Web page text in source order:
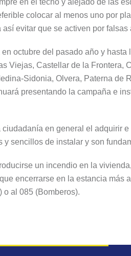
en el techo y alejado de las
colocar al menos uno por
evitar que se activen por falsas
octubre del pasado año y
Viejas, Castellar de la Frontera,
Sidonia, Olvera, Paterna de
presentando la campaña e
en general el adquirir
sencillos de instalar y son
un incendio en la
encerrarse en la estancia más
o al 085 (Bomberos).